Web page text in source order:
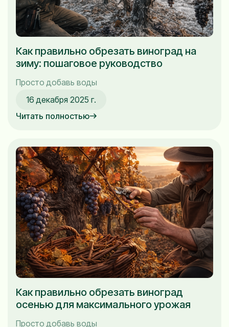
Как правильно обрезать виноград на
зиму: пошаговое руководство
Просто добавь воды
16 декабря 2025 г.
Читать полностью
Как правильно обрезать виноград
осенью для максимального урожая
Просто добавь воды